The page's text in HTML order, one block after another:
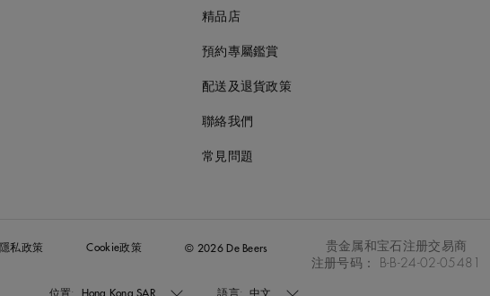
精品店
預約專屬鑑賞
配送及退貨政策
聯絡我們
常見問題
隱私政策 Cookie政策 © 2026 De Beers
贵金属和宝石注册交易商
注册号码： B-B-24-02-05481
位置: Hong Kong SAR 語言: 中文